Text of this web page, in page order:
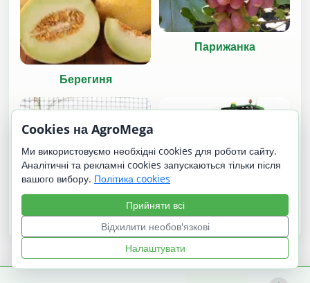
Берегиня
Парижанка
виставковий
Джон Дір (John Deere)
8335R
Cookies на AgroMega
Ми використовуємо необхідні cookies для роботи сайту.
Аналітичні та рекламні cookies запускаються тільки після
вашого вибору. Політика cookies
Прийняти всі
Відхилити необов'язкові
Налаштувати